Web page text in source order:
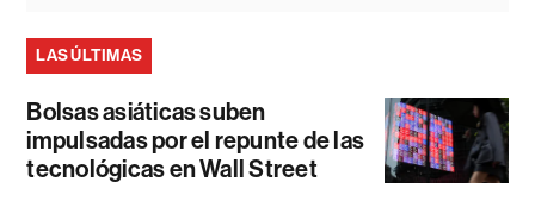
LAS ÚLTIMAS
Bolsas asiáticas suben
impulsadas por el repunte de las
tecnológicas en Wall Street